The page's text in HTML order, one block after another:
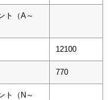
ト（A～
12100
770
ト（N～